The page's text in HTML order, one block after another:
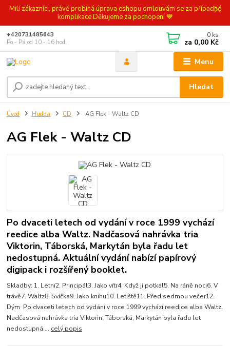
Milí zákazníci, právě probíhá úprava eshopu omlouvám se za případné
komplikace Děkujeme za pochopení 💙
Menu
Hledat
+420731485643
Po - Pá od 10 - 16 hod.
0 ks
za 0,00 Kč
Úvod Hudba CD AG Flek - Waltz CD
AG Flek - Waltz CD
Po dvaceti letech od vydání v roce 1999 vychází
reedice alba Waltz. Nadčasová nahrávka tria
Viktorin, Táborská, Markytán byla řadu let
nedostupná. Aktuální vydání nabízí papírový
digipack i rozšířený booklet.
Skladby: 1. Letní2. Principál3. Jako vítr4. Když ji potkal5. Na ráně noci6. V
trávě7. Waltz8. Svíčka9. Jako knihu10. Letiště11. Před sedmou večer12.
Dým Po dvaceti letech od vydání v roce 1999 vychází reedice alba Waltz.
Nadčasová nahrávka tria Viktorin, Táborská, Markytán byla řadu let
nedostupná.... celý popis